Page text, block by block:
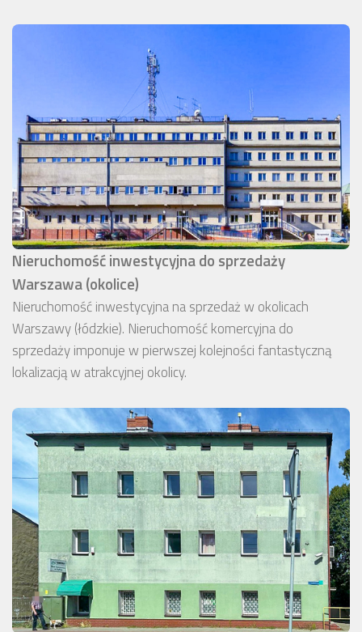
Nieruchomość inwestycyjna do sprzedaży
Warszawa (okolice)
Nieruchomość inwestycyjna na sprzedaż w okolicach
Warszawy (łódzkie). Nieruchomość komercyjna do
sprzedaży imponuje w pierwszej kolejności fantastyczną
lokalizacją w atrakcyjnej okolicy.